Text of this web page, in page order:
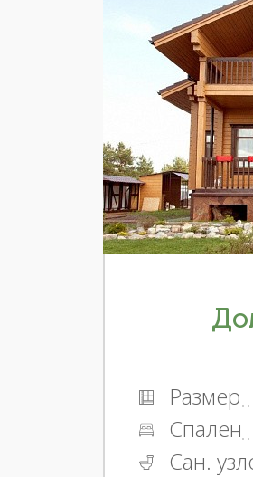
Размер
Спален
Сан.